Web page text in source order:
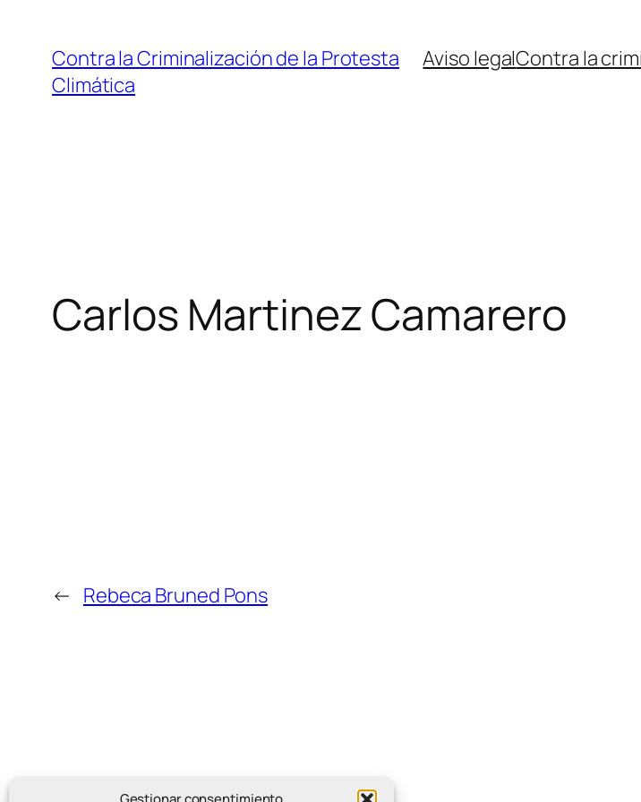
contenido
Contra la Criminalización de la Protesta
Climática
Aviso legalContra la
Carlos Martinez Camarero
← Rebeca Bruned Pons